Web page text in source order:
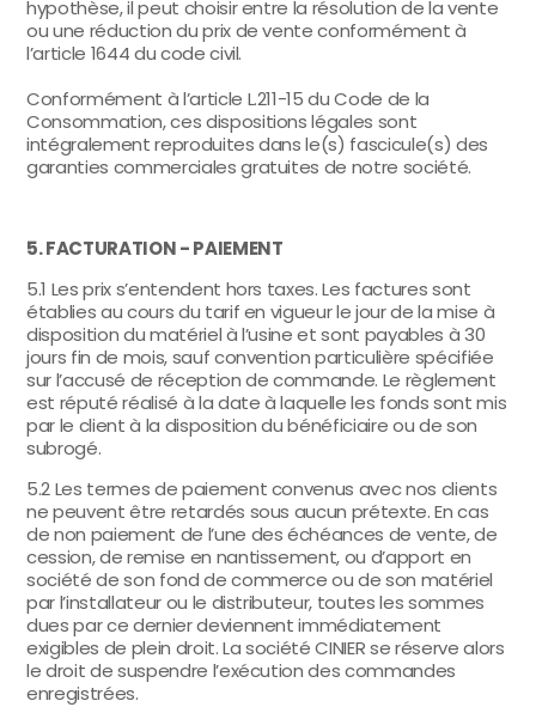
hypothèse, il peut choisir entre la résolution de la vente
ou une réduction du prix de vente conformément à
l’article 1644 du code civil.
Conformément à l’article L.211-15 du Code de la
Consommation, ces dispositions légales sont
intégralement reproduites dans le(s) fascicule(s) des
garanties commerciales gratuites de notre société.
5. FACTURATION - PAIEMENT
5.1 Les prix s’entendent hors taxes. Les factures sont
établies au cours du tarif en vigueur le jour de la mise à
disposition du matériel à l’usine et sont payables à 30
jours fin de mois, sauf convention particulière spécifiée
sur l’accusé de réception de commande. Le règlement
est réputé réalisé à la date à laquelle les fonds sont mis
par le client à la disposition du bénéficiaire ou de son
subrogé.
5.2 Les termes de paiement convenus avec nos clients
ne peuvent être retardés sous aucun prétexte. En cas
de non paiement de l’une des échéances de vente, de
cession, de remise en nantissement, ou d’apport en
société de son fond de commerce ou de son matériel
par l’installateur ou le distributeur, toutes les sommes
dues par ce dernier deviennent immédiatement
exigibles de plein droit. La société CINIER se réserve alors
le droit de suspendre l’exécution des commandes
enregistrées.